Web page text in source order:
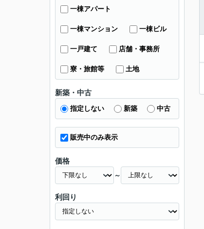
一棟アパート
一棟マンション 一棟ビル
一戸建て 店舗・事務所
寮・旅館等 土地
新築・中古
指定しない 新築 中古
販売中のみ表示
価格
～
利回り